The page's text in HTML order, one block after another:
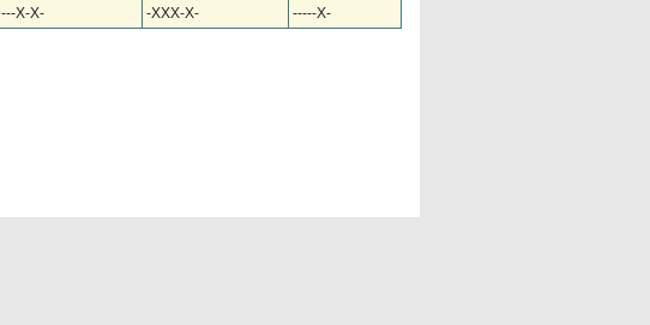
---X-X- -XXX-X-
-----X-